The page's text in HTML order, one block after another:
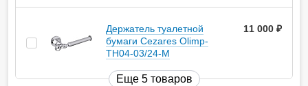
Держатель туалетной
бумаги Cezares Olimp-
TH04-03/24-M
11 000
Еще 5 товаров